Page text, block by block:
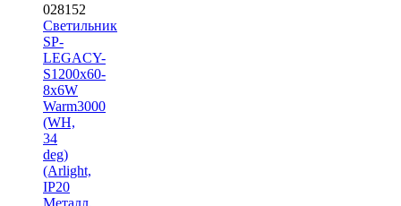
028152
Светильник
SP-
LEGACY-
S1200x60-
8x6W
Warm3000
(WH,
34
deg)
(Arlight,
IP20
Металл,